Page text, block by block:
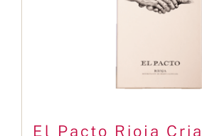
El Pacto Rioja